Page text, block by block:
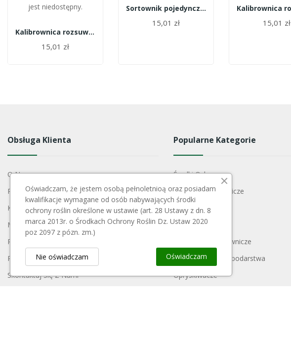
jest niedostępny.
Kalibrownica rozsuwana 16-32 mm
15,01 zł
Sortownik pojedynczy (miarka) 8,0 cm
15,01 zł 15,01 zł
Obsługa Klienta
O Nas
Regulamin
Koszty Dostawy
Metody Płatności
Polityka Prywatności
Reklamacje I Zwroty
Skontaktuj Się Z Nami
Popularne Kategorie
Środki Ochrony
Narzędzia Ogrodnicze
Nawozy
Szkółkarstwo
Konstrukcje Sadownicze
Akcesoria Do Gospodarstwa
Opryskiwacze
Oświadczam, że jestem osobą pełnoletnioą oraz posiadam
kwalifikacje wymagane od osób nabywających środki
ochrony roślin określone w ustawie (art. 28 Ustawy z dn. 8
marca 2013r. o Środkach Ochrony Roślin Dz. Ustaw 2020
poz 2097 z pózn. zm.)
Oświadczam
Nie oświadczam